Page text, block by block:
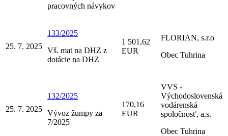
pracovných návykov
25. 7. 2025
133/2025
Vš. mat na DHZ z
dotácie na DHZ
1 501,62
EUR
FLORIAN, s.r.o
Obec Tuhrina
25. 7. 2025
132/2025
Vývoz žumpy za
7/2025
170,16
EUR
VVS -
Východoslovenská
vodárenská
spoločnosť, a.s.
Obec Tuhrina